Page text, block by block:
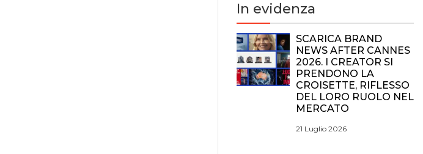
In evidenza
SCARICA BRAND
NEWS AFTER CANNES
2026. I CREATOR SI
PRENDONO LA
CROISETTE, RIFLESSO
DEL LORO RUOLO NEL
MERCATO
21 Luglio 2026